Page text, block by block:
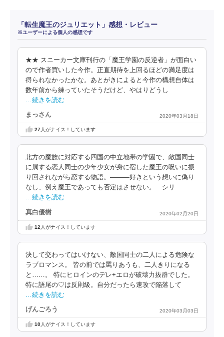
「転生魔王のジュリエット」感想・レビュー
※ユーザーによる個人の感想です
★★ スニーカー文庫刊行の「魔王学園の反逆者」が面白い
ので作者買いした今作。正直期待を上回るほどの満足度は
得られなかったかな。あとがきによると今作の構想自体は
数年前から練っていたそうだけど、やはりどうし
…続きを読む
まっさん 2020年03月18日
27人がナイス！しています
北方の魔族に対応する四国の中立地帯の学園で、敵国同士
に属する恋人同士の少年少女が身に宿した魔王の呪いに振
り回されながら恋する物語。―――好きという想いに偽り
なし、例え魔王であっても否定はさせない。 シリ
…続きを読む
真白優樹 2020年02月20日
12 人がナイス！しています
決して交わってはいけない、敵国同士の二人による危険な
ラブロマンス。 皆の前では罵りあうも、二人きりになる
と……。 特にヒロインのデレ+エロが破壊力抜群でした。
特に語尾の♡は反則級。自分だったら速攻で陥落して
…続きを読む
げんごろう 2020年03月03日
10人がナイス！しています